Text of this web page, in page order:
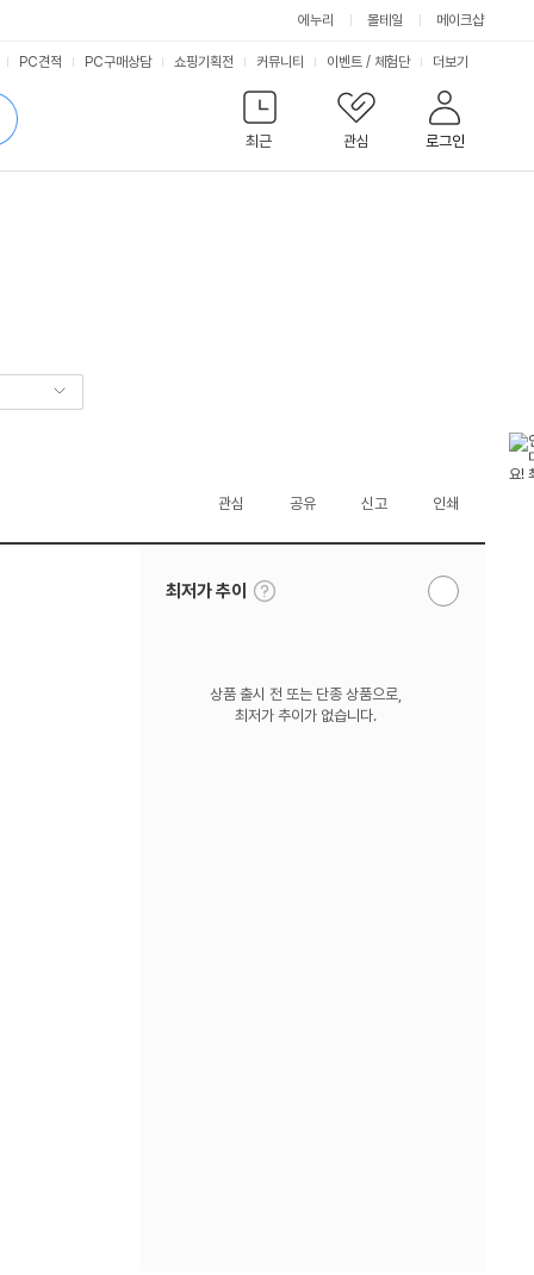
에누리 몰테일 메이크샵
최근
관심 로그인
PC견적 PC구매상담 쇼핑기획전 커뮤니티 이벤트 / 체험단 서
비
스
더보기
관심 공유 신고 인쇄
최저가 추이
툴
팁
알
상품 출시 전 또는 단종 상품으로,
최저가 추이가 없습니다.